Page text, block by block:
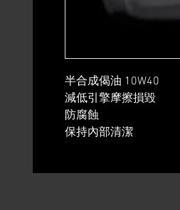
半合成偈油 10W40
​減低引擎摩擦損毀
防腐蝕
​保持內部清潔